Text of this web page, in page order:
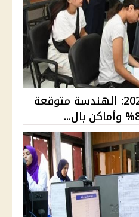
تنسيق علمي رياضة 2026: الهندسة متوقعة